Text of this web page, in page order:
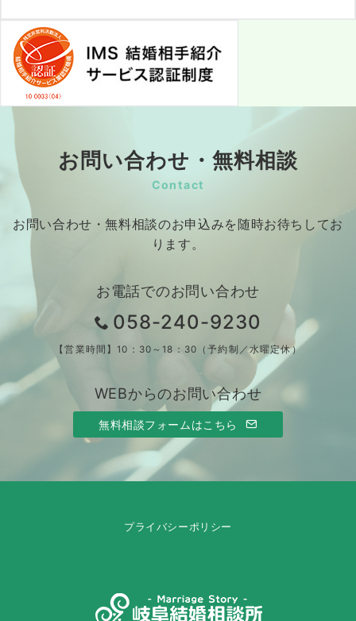
お問い合わせ・無料相談
Contact
お問い合わせ・無料相談のお申込みを随時お待ちしてお
ります。
お電話でのお問い合わせ
058-240-9230
【営業時間】10：30～18：30（予約制／水曜定休）
WEBからのお問い合わせ
無料相談フォームはこちら
プライバシーポリシー